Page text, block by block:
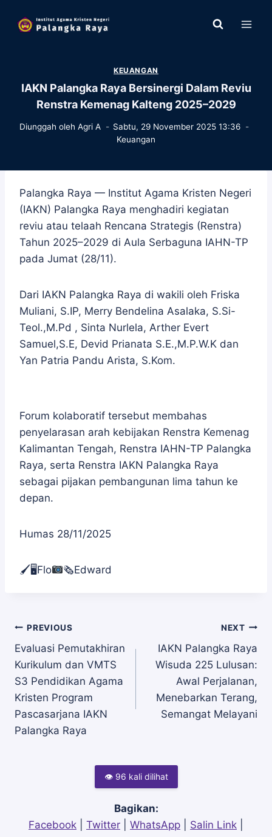
KEUANGAN
IAKN Palangka Raya Bersinergi Dalam Reviu
Renstra Kemenag Kalteng 2025–2029
Diunggah oleh Agri A
Sabtu, 29 November 2025 13:36
Keuangan
Palangka Raya — Institut Agama Kristen Negeri
(IAKN) Palangka Raya menghadiri kegiatan
reviu atau telaah Rencana Strategis (Renstra)
Tahun 2025–2029 di Aula Serbaguna IAHN-TP
pada Jumat (28/11).
Dari IAKN Palangka Raya di wakili oleh Friska
Muliani, S.IP, Merry Bendelina Asalaka, S.Si-
Teol.,M.Pd , Sinta Nurlela, Arther Evert
Samuel,S.E, Devid Prianata S.E.,M.P.W.K dan
Yan Patria Pandu Arista, S.Kom.
Forum kolaboratif tersebut membahas
penyelarasan arah kebijakan Renstra Kemenag
Kalimantan Tengah, Renstra IAHN-TP Palangka
Raya, serta Renstra IAKN Palangka Raya
sebagai pijakan pembangunan lima tahun ke
depan.
Humas 28/11/2025
🖌🖥Flo 🗞Edward
Navigasi
pos
PREVIOUS
Evaluasi Pemutakhiran
Kurikulum dan VMTS
S3 Pendidikan Agama
Kristen Program
Pascasarjana IAKN
Palangka Raya
NEXT
IAKN Palangka Raya
Wisuda 225 Lulusan:
Awal Perjalanan,
Menebarkan Terang,
Semangat Melayani
👁 96 kali dilihat
Bagikan:
Facebook
Twitter WhatsApp Salin Link